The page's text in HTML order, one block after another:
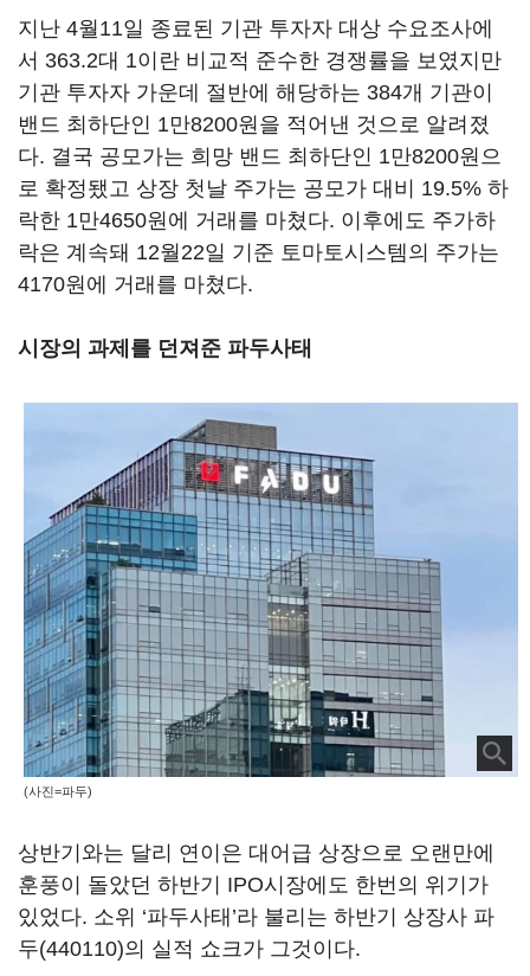
지난 4월11일 종료된 기관 투자자 대상 수요조사에
서 363.2대 1이란 비교적 준수한 경쟁률을 보였지만
기관 투자자 가운데 절반에 해당하는 384개 기관이
밴드 최하단인 1만8200원을 적어낸 것으로 알려졌
다. 결국 공모가는 희망 밴드 최하단인 1만8200원으
로 확정됐고 상장 첫날 주가는 공모가 대비 19.5% 하
락한 1만4650원에 거래를 마쳤다. 이후에도 주가하
락은 계속돼 12월22일 기준 토마토시스템의 주가는
4170원에 거래를 마쳤다.
시장의 과제를 던져준 파두사태
(사진=파두)
상반기와는 달리 연이은 대어급 상장으로 오랜만에
훈풍이 돌았던 하반기 IPO시장에도 한번의 위기가
있었다. 소위 ‘파두사태’라 불리는 하반기 상장사 파
두(440110)의 실적 쇼크가 그것이다.